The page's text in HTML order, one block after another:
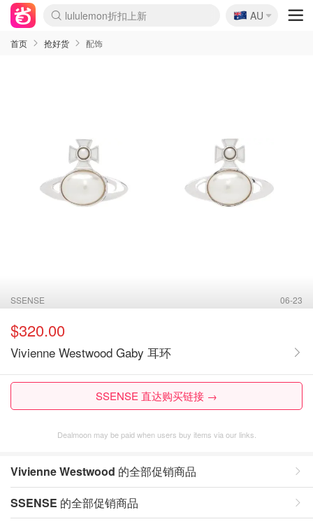
lululemon折扣上新
Sasa美妆护肤3.5折
SSENSE年中2.5折
FreshBeauty好价汇总
Cettire降价+叠9折
WWS Coles超市实拍
viagogo二手票捡漏
Myer超级周末
The Outnet奢牌1折起
David Jones 3折起
Flannels大牌1折
Perfumes Club护肤1折
AMIRO面罩$251
Amazon折扣汇总
eToro入金$200送$50
Amazon数码好物
ICONIC本周7.5折
ThedoubleF高奢地板价
Moose Knuckles 6折
丝芙兰5折起
EUFY摄像头$98
Selenichast首饰2折
Trip机票酒店促销
YSL送5件彩妆礼
Amazon家居好物
Amazon美妆护肤
雅漾大喷$8
过敏原检测盒$33
伊索独家赠50ml沐浴露
科颜氏高保湿面霜$29
SEALIFE海洋馆门票6折
丝塔芙大白罐$16
订阅Newsletter送香薰
Cult Beauty 6.8折
Harrods圣诞日历$525
LN-CC奢牌私促3折
d'Alba空姐喷雾$16
EVE LOM套装£56
Bernardelli独家4折
Adore Beauty 6折起
CT圣诞日历
Mytheresa奢品2.7折
Luxury Escapes 9折
Currentbody美容仪$881
MOON Garden Live
Roborock扫地机$649
Tingo Life水杯$24
Valentino官网5折
CR洗护套装$23
修丽可4件套$159
Myer彩妆2件7折
GANNI官网4.5折
Stylevana韩妆4折
Tessabit高奢8.5折
OGX洗发水$11
Amazon阿德莱德次日达
卡诗8.5折+赠礼
Philips Hue灯具8折
🇦🇺
AU
首页 抢好货 配饰
SSENSE 06-23
$320.00
Vivienne Westwood Gaby 耳环
SSENSE 直达购买链接 →
Dealmoon may be paid when users buy items via our links.
Vivienne Westwood 的全部促销商品
SSENSE 的全部促销商品